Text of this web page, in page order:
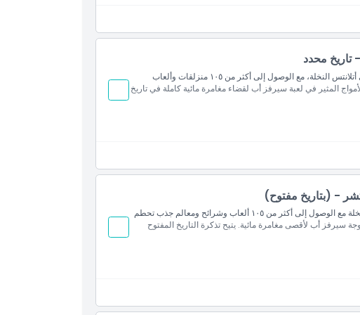
بـ أكواريوم ذا لوست تشامبرز)
الـ19
مباشر من البوابة
تاريخ محدد
استمتع بيوم كامل في حديقة أكوافنتشر المائية دبي، الواقعة في أتلانتس النخلة، مع الوصول إلى أكثر من ١٠٥ منزلقات وألعاب
المثير في لعبة سيرفز أب لقضاء مغامرة مائية كاملة في تاريخ
- (بتاريخ مفتوح)
استمتع بيوم كامل في أكوافنتشر ووتر بارك دبي في أتلانتس النخلة مع الوصول إلى أكثر من ١٠٥ ألعاب وشرائح ومعالم جذب تحطم
سيرفز أب لأقصى مغامرة مائية. يتيح تذكرة التاريخ المفتوح